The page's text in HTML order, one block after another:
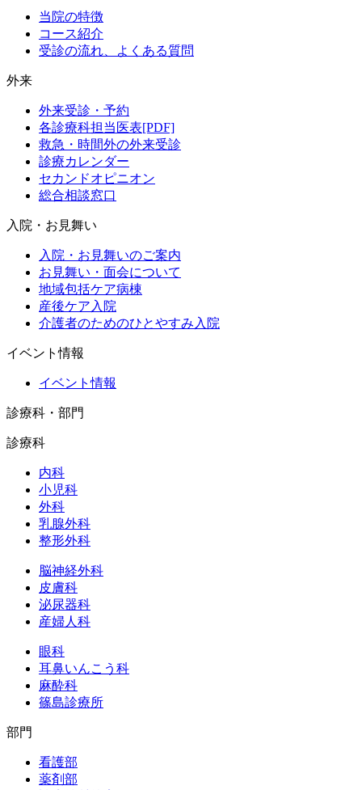
当院の特徴
コース紹介
受診の流れ、よくある質問
外来
外来受診・予約
各診療科担当医表[PDF]
救急・時間外の外来受診
診療カレンダー
セカンドオピニオン
総合相談窓口
入院・お見舞い
入院・お見舞いのご案内
お見舞い・面会について
地域包括ケア病棟
産後ケア入院
介護者のためのひとやすみ入院
イベント情報
イベント情報
診療科・部門
診療科
内科
小児科
外科
乳腺外科
整形外科
脳神経外科
皮膚科
泌尿器科
産婦人科
眼科
耳鼻いんこう科
麻酔科
篠島診療所
部門
看護部
薬剤部